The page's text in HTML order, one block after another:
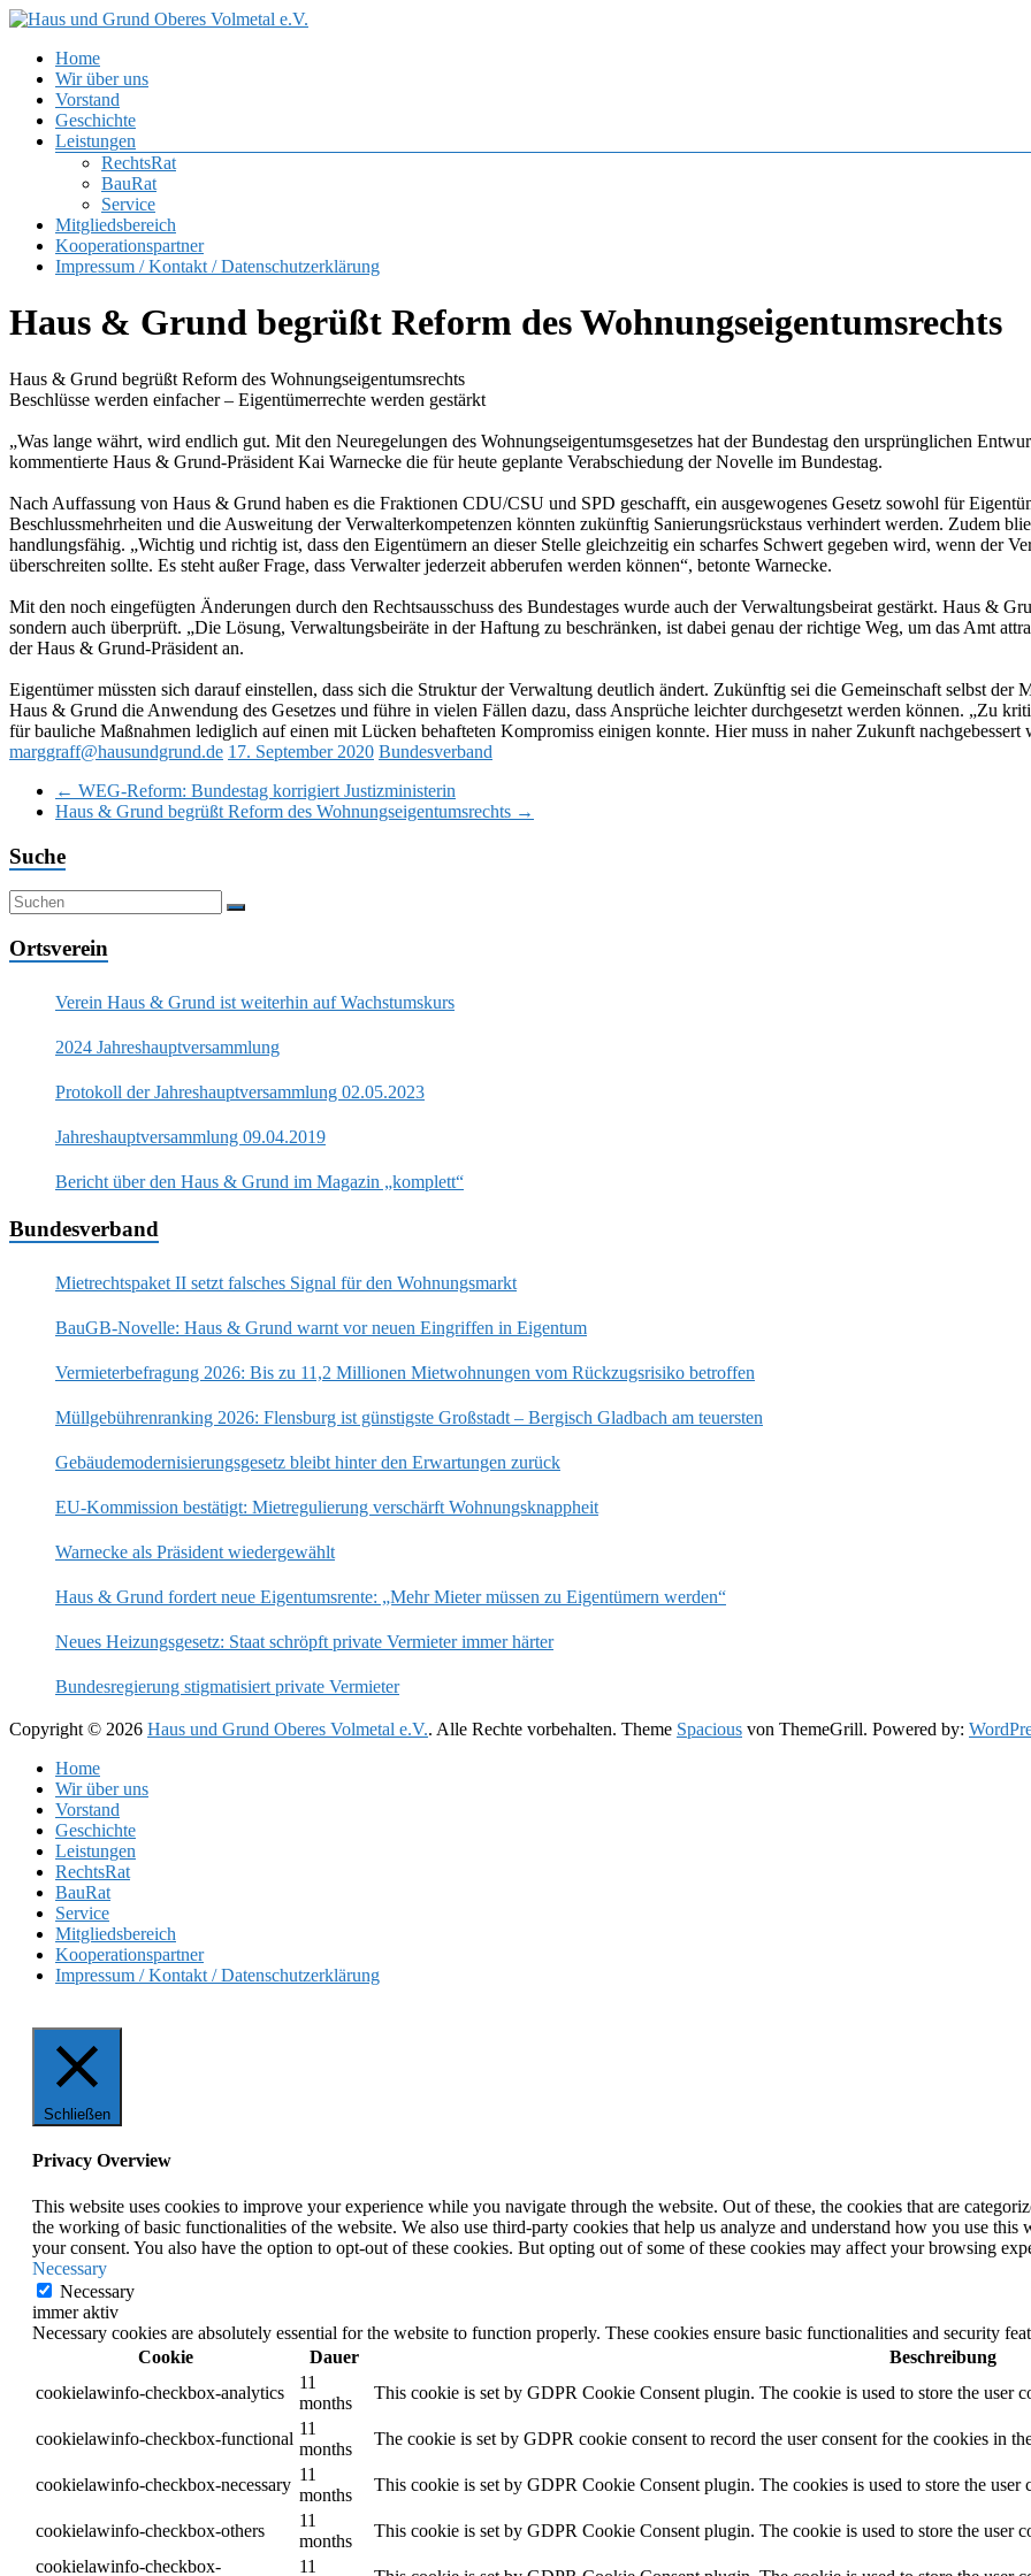
Zum
springen
Haus
und
Grund
Oberes
Volmetal
Menü
Home
Wir über uns
Vorstand
Geschichte
Leistungen
RechtsRat
BauRat
Service
Mitgliedsbereich
Kooperationspartner
Impressum / Kontakt / Datenschutzerklärung
Haus & Grund begrüßt Reform des Wohnungseigentumsrechts
Haus & Grund begrüßt Reform des Wohnungseigentumsrechts
Beschlüsse werden einfacher – Eigentümerrechte werden gestärkt
„Was lange währt, wird endlich gut. Mit den Neuregelungen des Wohnungseigentumsgesetzes hat der Bundestag den ursprünglichen
kommentierte Haus & Grund-Präsident Kai Warnecke die für heute geplante Verabschiedung der Novelle im Bundestag.
Nach Auffassung von Haus & Grund haben es die Fraktionen CDU/CSU und SPD geschafft, ein ausgewogenes Gesetz sowohl für
Beschlussmehrheiten und die Ausweitung der Verwalterkompetenzen könnten zukünftig Sanierungsrückstaus verhindert werden. Zudem
handlungsfähig. „Wichtig und richtig ist, dass den Eigentümern an dieser Stelle gleichzeitig ein scharfes Schwert gegeben wird, wenn der
überschreiten sollte. Es steht außer Frage, dass Verwalter jederzeit abberufen werden können“, betonte Warnecke.
Mit den noch eingefügten Änderungen durch den Rechtsausschuss des Bundestages wurde auch der Verwaltungsbeirat gestärkt. Haus &
sondern auch überprüft. „Die Lösung, Verwaltungsbeiräte in der Haftung zu beschränken, ist dabei genau der richtige Weg, um das Amt
der Haus & Grund-Präsident an.
Eigentümer müssten sich darauf einstellen, dass sich die Struktur der Verwaltung deutlich ändert. Zukünftig sei die Gemeinschaft selbst
Haus & Grund die Anwendung des Gesetzes und führe in vielen Fällen dazu, dass Ansprüche leichter durchgesetzt werden können. „Zu
für bauliche Maßnahmen lediglich auf einen mit Lücken behafteten Kompromiss einigen konnte. Hier muss in naher Zukunft nachgebessert
marggraff@hausundgrund.de 17. September 2020 Bundesverband
← WEG-Reform: Bundestag korrigiert Justizministerin
Haus & Grund begrüßt Reform des Wohnungseigentumsrechts →
Suche
Ortsverein
Verein Haus & Grund ist weiterhin auf Wachstumskurs
2024 Jahreshauptversammlung
Protokoll der Jahreshauptversammlung 02.05.2023
Jahreshauptversammlung 09.04.2019
Bericht über den Haus & Grund im Magazin „komplett“
Bundesverband
Mietrechtspaket II setzt falsches Signal für den Wohnungsmarkt
BauGB-Novelle: Haus & Grund warnt vor neuen Eingriffen in Eigentum
Vermieterbefragung 2026: Bis zu 11,2 Millionen Mietwohnungen vom Rückzugsrisiko betroffen
Müllgebührenranking 2026: Flensburg ist günstigste Großstadt – Bergisch Gladbach am teuersten
Gebäudemodernisierungsgesetz bleibt hinter den Erwartungen zurück
EU-Kommission bestätigt: Mietregulierung verschärft Wohnungsknappheit
Warnecke als Präsident wiedergewählt
Haus & Grund fordert neue Eigentumsrente: „Mehr Mieter müssen zu Eigentümern werden“
Neues Heizungsgesetz: Staat schröpft private Vermieter immer härter
Bundesregierung stigmatisiert private Vermieter
Copyright © 2026 Haus und Grund Oberes Volmetal e.V.. Alle Rechte vorbehalten. Theme Spacious von ThemeGrill. Powered by:
Home
Wir über uns
Vorstand
Geschichte
Leistungen
RechtsRat
BauRat
Service
Mitgliedsbereich
Kooperationspartner
Impressum / Kontakt / Datenschutzerklärung
Schließen
Privacy Overview
This website uses cookies to improve your experience while you navigate through the website. Out of these, the cookies that are
the working of basic functionalities of the website. We also use third-party cookies that help us analyze and understand how you use
your consent. You also have the option to opt-out of these cookies. But opting out of some of these cookies may affect your browsing
Necessary
Necessary
immer aktiv
Necessary cookies are absolutely essential for the website to function properly. These cookies ensure basic functionalities and security
Cookie
Dauer
Beschreibung
cookielawinfo-checkbox-analytics
11
months
This cookie is set by GDPR Cookie Consent plugin. The cookie is used to store the user
cookielawinfo-checkbox-functional
11
months
The cookie is set by GDPR cookie consent to record the user consent for the cookies in
cookielawinfo-checkbox-necessary
11
months
This cookie is set by GDPR Cookie Consent plugin. The cookies is used to store the
cookielawinfo-checkbox-others
11
months
This cookie is set by GDPR Cookie Consent plugin. The cookie is used to store the user
cookielawinfo-checkbox-
11